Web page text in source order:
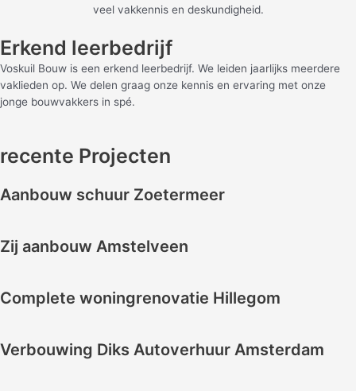
veel vakkennis en deskundigheid.
Erkend leerbedrijf
Voskuil Bouw is een erkend leerbedrijf. We leiden jaarlijks meerdere
vaklieden op. We delen graag onze kennis en ervaring met onze
jonge bouwvakkers in spé.
recente Projecten
Aanbouw schuur Zoetermeer
Zij aanbouw Amstelveen
Complete woningrenovatie Hillegom
Verbouwing Diks Autoverhuur Amsterdam